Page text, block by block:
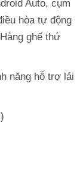
Auto, cụm
hòa tự động
ghế thứ
năng hỗ trợ lái